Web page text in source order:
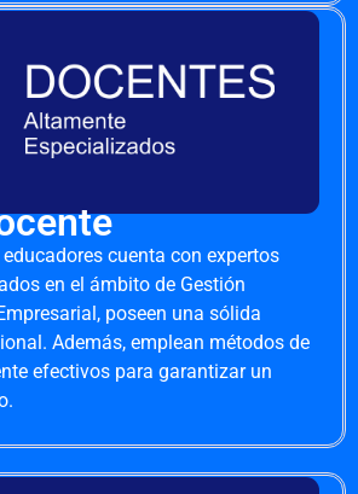
cuenta con expertos
en el ámbito de Gestión
poseen una sólida
Además, emplean métodos de
efectivos para garantizar un